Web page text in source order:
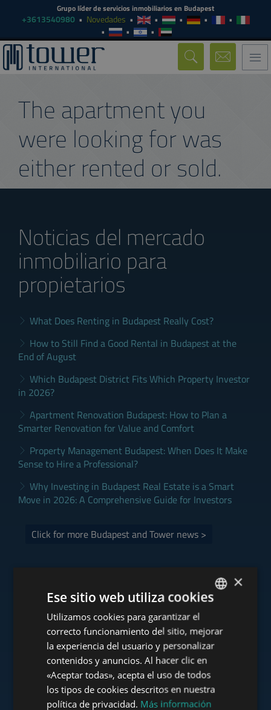
Grupo líder de servicios inmobiliarios en Budapest
+3613540980 Novedades
The apartment you
were looking for was
either rented or sold.
Noticias del mercado
inmobiliario para
propietarios
What Does Renting in Budapest Really Cost?
How to Still Find a Good Rental in Budapest at the
End of August
Which Budapest District Fits Which Property Investor
in 2026?
Apartment Renovation Budapest: How to Plan a
Smarter Renovation for Value and Comfort
Property Management Budapest: When Does It Make
Sense to Hire a Professional?
Why Investing in Budapest Real Estate is a Smart
Move in 2026: A Comprehensive Guide for Investors
Click for more Budapest and Tower news >
Consulte nuestra cartera
www.tower-investments.com
ENGLISH
HUNGARIAN
FRENCH
×
Ese sitio web utiliza cookies
Utilizamos cookies para garantizar el
correcto funcionamiento del sitio, mejorar
la experiencia del usuario y personalizar
contenidos y anuncios. Al hacer clic en
«Aceptar todas», acepta el uso de todos
los tipos de cookies descritos en nuestra
política de privacidad. Más información